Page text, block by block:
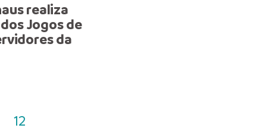
realiza
Jogos de
da
12